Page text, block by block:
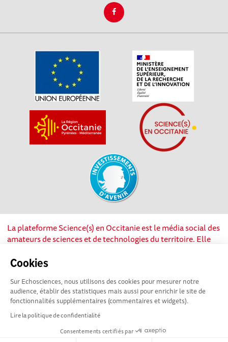
Cookies
Sur Echosciences, nous utilisons des cookies pour mesurer notre
audience, établir des statistiques mais aussi pour enrichir le site de
fonctionnalités supplémentaires (commentaires et widgets).
Lire la politique de confidentialité
Consentements certifiés par
La plateforme Science(s) en Occitanie est le média social des
amateurs de sciences et de technologies du territoire. Elle
soutien de nombreux acteurs locaux. Ce projet est cofinancé
l’Union européenne via les fonds européen de
développement régional. Science(s) en Occitanie est une
plateforme Echosciences by Amcsti.
Mentions légales|Politique de confidentialité